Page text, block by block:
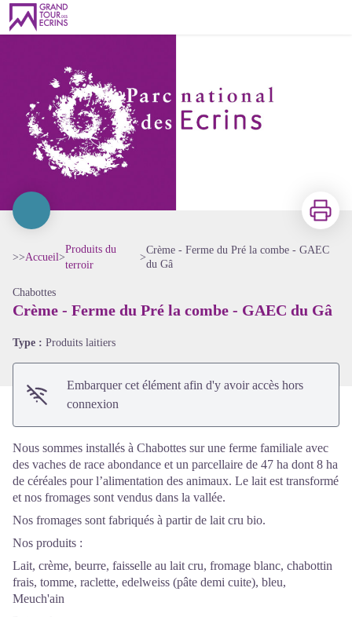
Crème - Ferme du Pré la combe - GAEC du Gâ
Voir l'image en plein écran
Imprimer
>>Accueil>
Produits du
terroir
>
Crème - Ferme du Pré la combe - GAEC
du Gâ
Chabottes
Crème - Ferme du Pré la combe - GAEC du Gâ
Type : Produits laitiers
Embarquer cet élément afin d'y avoir accès hors
connexion
Nous sommes installés à Chabottes sur une ferme familiale avec
des vaches de race abondance et un parcellaire de 47 ha dont 8 ha
de céréales pour l’alimentation des animaux. Le lait est transformé
et nos fromages sont vendus dans la vallée.
Nos fromages sont fabriqués à partir de lait cru bio.
Nos produits :
Lait, crème, beurre, faisselle au lait cru, fromage blanc, chabottin
frais, tomme, raclette, edelweiss (pâte demi cuite), bleu,
Meuch'ain